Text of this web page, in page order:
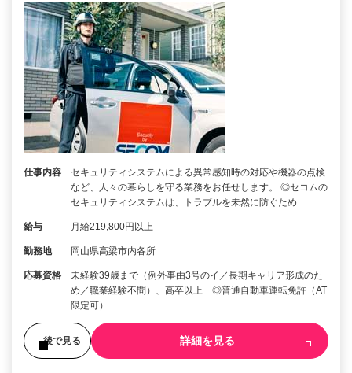
仕事内容
セキュリティシステムによる異常感知時の対応や機器の点検
など、人々の暮らしを守る業務をお任せします。 ◎セコムの
セキュリティシステムは、トラブルを未然に防ぐため…
給与 月給219,800円以上
勤務地 岡山県高梁市内各所
応募資格
未経験39歳まで（例外事由3号のイ／長期キャリア形成のた
め／職業経験不問）、高卒以上 ◎普通自動車運転免許（AT
限定可）
後で見る 詳細を見る